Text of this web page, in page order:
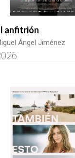
anfitrión
Ángel Jiménez